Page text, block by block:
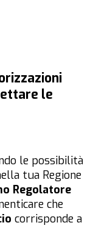
le
le possibilità
tua Regione
Regolatore
che
corrisponde a